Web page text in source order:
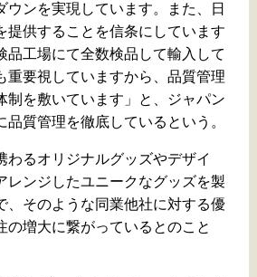
ウンを実現しています。また、日
提供することを信条にしています
品工場にて全数検品して輸入して
重要視していますから、品質管理
制を敷いています」と、ジャパン
品質管理を徹底しているという。
わるオリジナルグッズやデザイ
レンジしたユニークなグッズを製
、そのような同業他社に対する優
の増大に繋がっているとのこと